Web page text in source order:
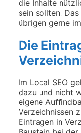
die Inhalte
sein sollten.
übrigen gerne
Die
Im Local SEO
dazu und nicht
eigene
Verzeichnissen
Eintragen in